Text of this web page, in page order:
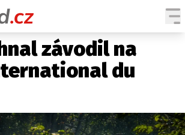
AUTA
TESTY AUT
SPY
závodil na
du